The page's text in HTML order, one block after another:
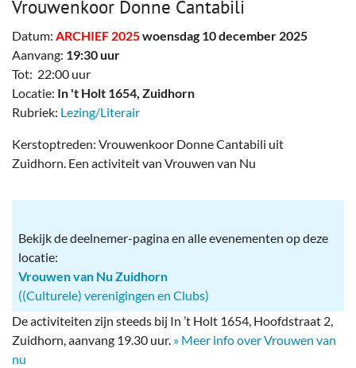
Prikbord & Aanbiedingen
Plaats bericht
Vrouwenkoor Donne Cantabili
Datum: ARCHIEF 2025woensdag 10 december 2025
Aanvang: 19:30 uur
Tot: 22:00 uur
Locatie: In 't Holt 1654, Zuidhorn
Rubriek: Lezing/Literair
Kerstoptreden: Vrouwenkoor Donne Cantabili uit
Zuidhorn. Een activiteit van Vrouwen van Nu
Bekijk de deelnemer-pagina en alle evenementen op deze
locatie:
Vrouwen van Nu Zuidhorn
((Culturele) verenigingen en Clubs)
De activiteiten zijn steeds bij In ’t Holt 1654, Hoofdstraat 2,
Zuidhorn, aanvang 19.30 uur. » Meer info over Vrouwen van
nu